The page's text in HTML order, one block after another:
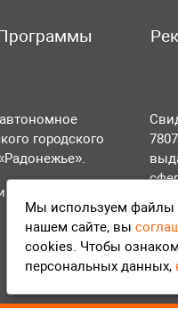
городского
О.А.
Мы используем файлы
нашем сайте, вы
cookies. Чтобы
персональных данных,